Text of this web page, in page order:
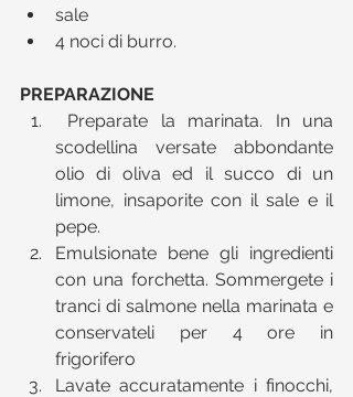
sale
4 noci di burro.
PREPARAZIONE
scodellina versate abbondante
olio di oliva ed il succo di un
limone, insaporite con il sale e il
pepe.
Emulsionate bene gli ingredienti
con una forchetta. Sommergete i
tranci di salmone nella marinata e
conservateli per 4 ore in
frigorifero
Lavate accuratamente i finocchi,